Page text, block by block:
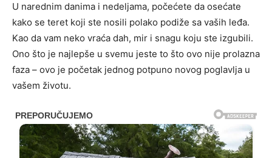
U narednim danima i nedeljama, počećete da osećate
kako se teret koji ste nosili polako podiže sa vaših leđa.
Kao da vam neko vraća dah, mir i snagu koju ste izgubili.
Ono što je najlepše u svemu jeste to što ovo nije prolazna
faza – ovo je početak jednog potpuno novog poglavlja u
vašem životu.